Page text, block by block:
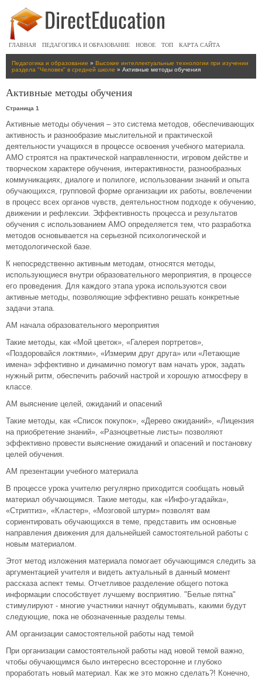
ГЛАВНАЯ ПЕДАГОГИКА И ОБРАЗОВАНИЕ НОВОЕ ТОП КАРТА САЙТА
Педагогика и образование » Высокие интеллектуальные технологии при изучении
раздела "Человек" в средней школе » Активные методы обучения
Активные методы обучения
Страница 1
Активные методы обучения – это система методов, обеспечивающих
активность и разнообразие мыслительной и практической
деятельности учащихся в процессе освоения учебного материала.
АМО строятся на практической направленности, игровом действе и
творческом характере обучения, интерактивности, разнообразных
коммуникациях, диалоге и полилоге, использовании знаний и опыта
обучающихся, групповой форме организации их работы, вовлечении
в процесс всех органов чувств, деятельностном подходе к обучению,
движении и рефлексии. Эффективность процесса и результатов
обучения с использованием АМО определяется тем, что разработка
методов основывается на серьезной психологической и
методологической базе.
К непосредственно активным методам, относятся методы,
использующиеся внутри образовательного мероприятия, в процессе
его проведения. Для каждого этапа урока используются свои
активные методы, позволяющие эффективно решать конкретные
задачи этапа.
АМ начала образовательного мероприятия
Такие методы, как «Мой цветок», «Галерея портретов»,
«Поздоровайся локтями», «Измерим друг друга» или «Летающие
имена» эффективно и динамично помогут вам начать урок, задать
нужный ритм, обеспечить рабочий настрой и хорошую атмосферу в
классе.
АМ выяснение целей, ожиданий и опасений
Такие методы, как «Список покупок», «Дерево ожиданий», «Лицензия
на приобретение знаний», «Разноцветные листы» позволяют
эффективно провести выяснение ожиданий и опасений и постановку
целей обучения.
АМ презентации учебного материала
В процессе урока учителю регулярно приходится сообщать новый
материал обучающимся. Такие методы, как «Инфо-угадайка»,
«Стриптиз», «Кластер», «Мозговой штурм» позволят вам
сориентировать обучающихся в теме, представить им основные
направления движения для дальнейшей самостоятельной работы с
новым материалом.
Этот метод изложения материала помогает обучающимся следить за
аргументацией учителя и видеть актуальный в данный момент
рассказа аспект темы. Отчетливое разделение общего потока
информации способствует лучшему восприятию. "Белые пятна"
стимулируют - многие участники начнут обдумывать, какими будут
следующие, пока не обозначенные разделы темы.
АМ организации самостоятельной работы над темой
При организации самостоятельной работы над новой темой важно,
чтобы обучающимся было интересно всесторонне и глубоко
проработать новый материал. Как же это можно сделать?! Конечно,